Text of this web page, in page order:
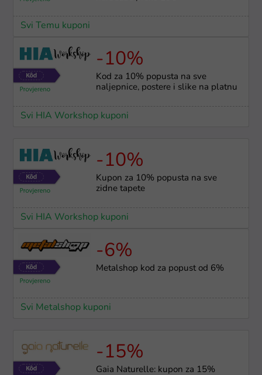
Svi Temu kuponi
-10%
Kod za 10% popusta na sve
naljepnice, postere i slike na platnu
Svi HIA Workshop kuponi
-10%
Kupon za 10% popusta na sve
zidne tapete
Svi HIA Workshop kuponi
-6%
Metalshop kod za popust od 6%
Svi Metalshop kuponi
-15%
Gaia Naturelle: kupon za 15%